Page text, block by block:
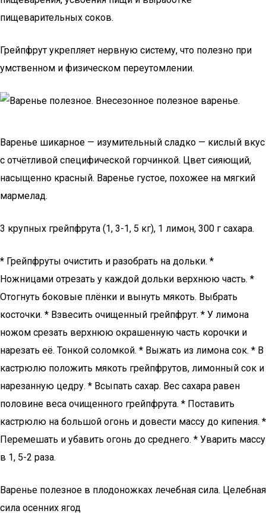
пищеварительных соков.
Грейпфрут укрепляет нервную систему, что полезно при
умственном и физическом переутомлении.
Варенье шикарное — изумительный сладко — кислый вкус
с отчётливой специфической горчинкой. Цвет сияющий,
насыщенно красный. Варенье густое, похожее на мягкий
мармелад.
3 крупных грейпфрута (1, 3-1, 5 кг), 1 лимон, 300 г сахара.
* Грейпфруты очистить и разобрать на дольки. *
Ножницами отрезать у каждой дольки верхнюю часть. *
Отогнуть боковые плёнки и вынуть мякоть. Выбрать
косточки. * Взвесить очищенный грейпфрут. * У лимона
ножом срезать верхнюю окрашенную часть корочки и
нарезать её. Тонкой соломкой. * Выжать из лимона сок. * В
кастрюлю положить мякоть грейпфрутов, лимонный сок и
нарезанную цедру. * Всыпать сахар. Вес сахара равен
половине веса очищенного грейпфрута. * Поставить
кастрюлю на большой огонь и довести массу до кипения. *
Перемешать и убавить огонь до среднего. * Уварить массу
в 1, 5-2 раза.
Варенье полезное в плодоножках лечебная сила. Целебная
сила осенних ягод